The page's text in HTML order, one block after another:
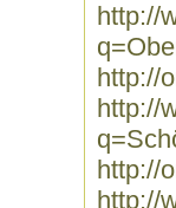
http://
http://
http://
http://
http://